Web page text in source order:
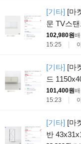
[기타] [마
문 TV스
102,980원
15:25
[기타] [마
드
101,400원
15:23
[기타] [마
반